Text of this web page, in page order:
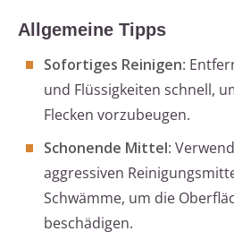
Allgemeine Tipps
Sofortiges Reinigen:
und Flüssigkeiten schnell,
Flecken vorzubeugen.
Schonende Mittel:
aggressiven
Schwämme, um die
beschädigen.